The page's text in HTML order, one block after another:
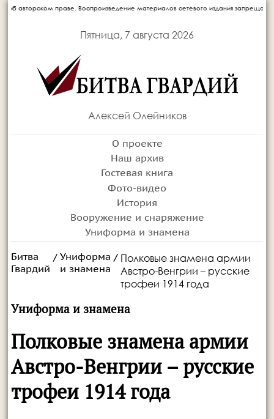
материалов сетевого издания запрещается без письменного
Пятница, 7 августа 2026
Алексей Олейников
О проекте
Наш архив
Гостевая книга
Фото-видео
История
Вооружение и снаряжение
Униформа и знамена
Битва
Гвардий
/ Униформа
и знамена
/ Полковые знамена армии
Австро-Венгрии – русские
трофеи 1914 года
Униформа и знамена
Полковые знамена армии
Австро-Венгрии – русские
трофеи 1914 года